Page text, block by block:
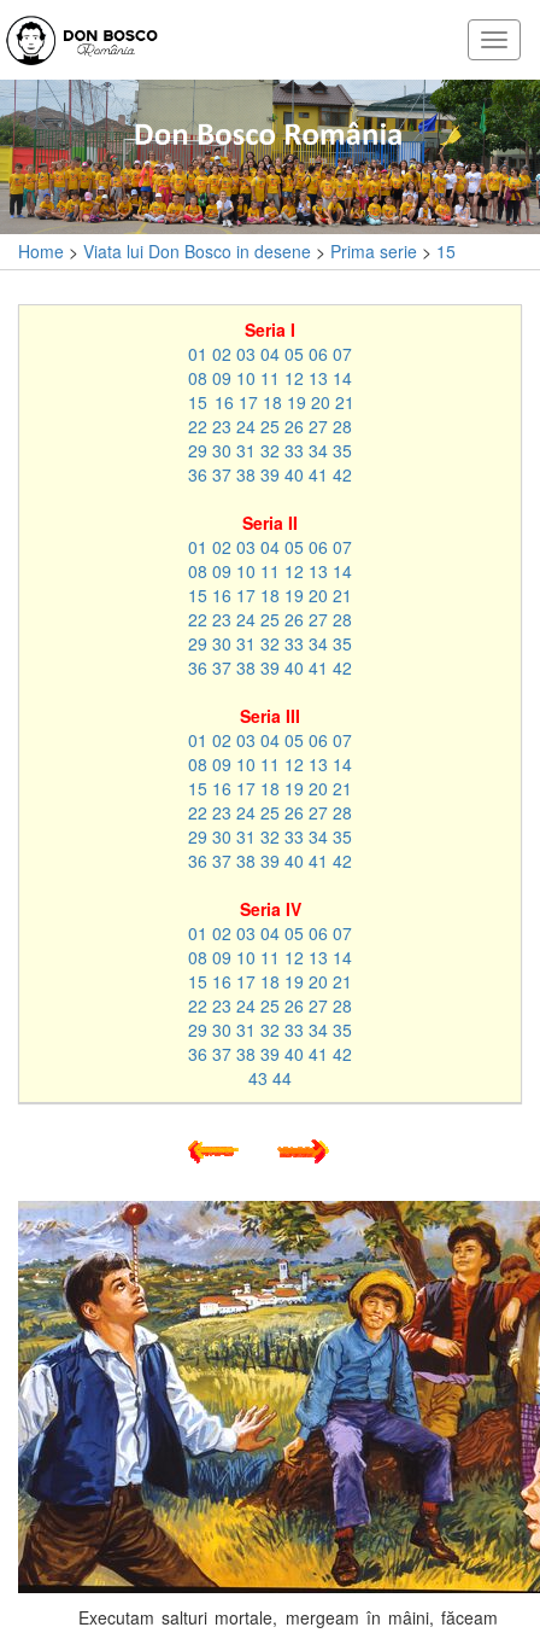
Home > Viata lui Don Bosco in desene > Prima serie > 15
Seria I
01 02 03 04 05 06 07
08 09 10 11 12 13 14
15 16 17 18 19 20 21
22 23 24 25 26 27 28
29 30 31 32 33 34 35
36 37 38 39 40 41 42
Seria II
01 02 03 04 05 06 07
08 09 10 11 12 13 14
15 16 17 18 19 20 21
22 23 24 25 26 27 28
29 30 31 32 33 34 35
36 37 38 39 40 41 42
Seria III
01 02 03 04 05 06 07
08 09 10 11 12 13 14
15 16 17 18 19 20 21
22 23 24 25 26 27 28
29 30 31 32 33 34 35
36 37 38 39 40 41 42
Seria IV
01 02 03 04 05 06 07
08 09 10 11 12 13 14
15 16 17 18 19 20 21
22 23 24 25 26 27 28
29 30 31 32 33 34 35
36 37 38 39 40 41 42
43 44
Executam salturi mortale, mergeam în mâini, făceam